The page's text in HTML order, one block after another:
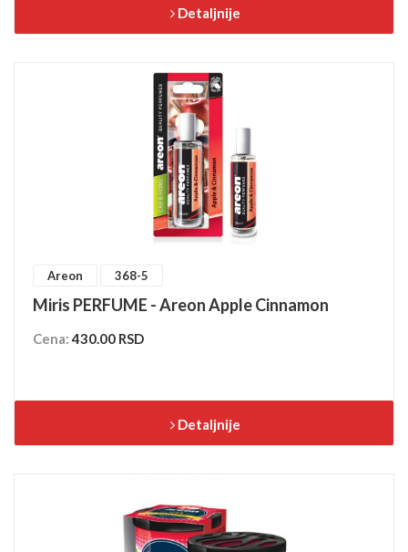
Detaljnije
Areon 368-5
Miris PERFUME - Areon Apple Cinnamon
Cena:430.00 RSD
Detaljnije